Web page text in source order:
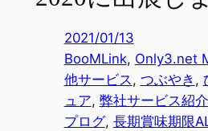
2021/01/13
BooMLink, Only3.net
他サービス, つぶやき ,
ュア, 弊社サービス紹介
プログ, 長期賞味期限